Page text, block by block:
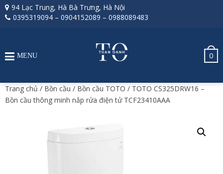
94 Lạc Trung, Hà Bà Trưng, Hà Nội
0395319094 – 0904152089 – 0988089483
0
MENU
Trang chủ / Bồn cầu / Bồn cầu TOTO / TOTO CS325DRW16 –
Bồn cầu thông minh nắp rửa điện tử TCF23410AAA